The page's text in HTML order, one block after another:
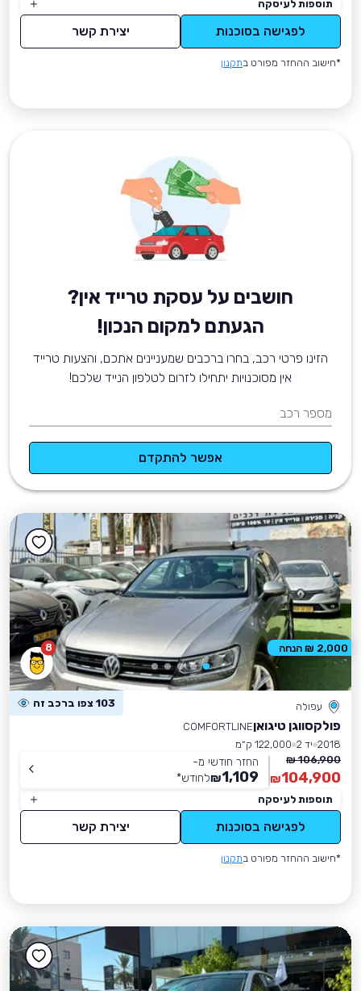
תוספות לעיסקה
לפגישה בסוכנות יצירת קשר
*חישוב ההחזר מפורט בתקנון
חושבים על עסקת טרייד אין?
הגעתם למקום הנכון!
הזינו פרטי רכב, בחרו ברכבים שמעניינים אתכם, והצעות טרייד
אין מסוכנויות יתחילו לזרום לטלפון הנייד שלכם!
מספר רכב
אפשר להתקדם
8
עפולה 103 צפו ברכב זה
פולקסווגן טיגואןCOMFORTLINE
2018 יד 2
122,000 ק״מ
106,900 ₪
104,900
₪
החזר חודשי מ-
1,109
₪לחודש*
תוספות לעיסקה
לפגישה בסוכנות יצירת קשר
*חישוב ההחזר מפורט בתקנון
2,000 ₪ הנחה